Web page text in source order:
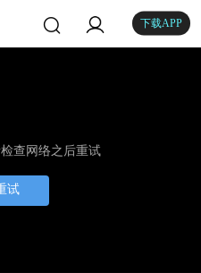
下载APP
查网络之后重试
试